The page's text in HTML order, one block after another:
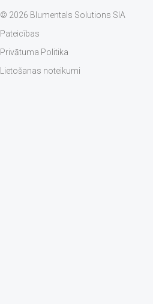
© 2026 Blumentals Solutions SIA
Pateicības
Privātuma Politika
Lietošanas noteikumi